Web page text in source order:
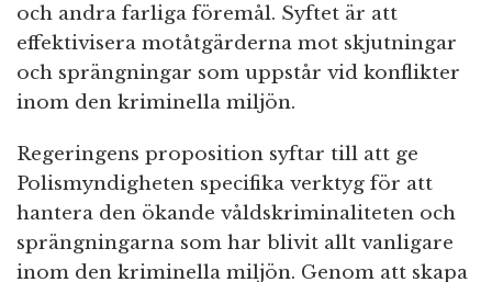
och andra farliga föremål. Syftet är att
effektivisera motåtgärderna mot skjutningar
och sprängningar som uppstår vid konflikter
inom den kriminella miljön.
Regeringens proposition syftar till att ge
Polismyndigheten specifika verktyg för att
hantera den ökande våldskriminaliteten och
sprängningarna som har blivit allt vanligare
inom den kriminella miljön. Genom att skapa